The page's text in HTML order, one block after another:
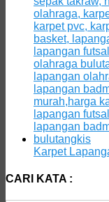
Karpet
CARI KATA :